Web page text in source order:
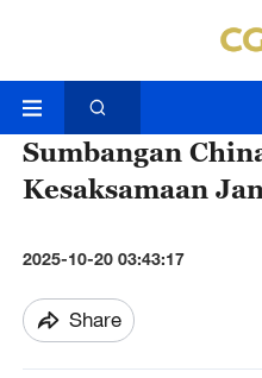
Sumbangan
Kesaksamaan
2025-10-20 03:43:17
Share